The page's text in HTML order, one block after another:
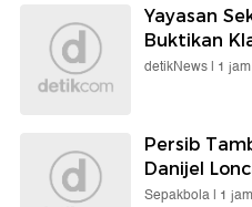
Yayasan
Buktikan
detikNews | 1
Persib
Danijel
Sepakbola | 1